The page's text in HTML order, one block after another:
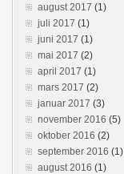
august 2017 (1)
juli 2017 (1)
juni 2017 (1)
mai 2017 (2)
april 2017 (1)
mars 2017 (2)
januar 2017 (3)
november 2016 (5)
oktober 2016 (2)
september 2016 (1)
august 2016 (1)